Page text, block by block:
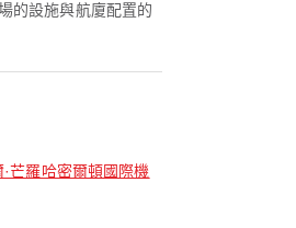
的設施與航廈配置的
·芒羅哈密爾頓國際機